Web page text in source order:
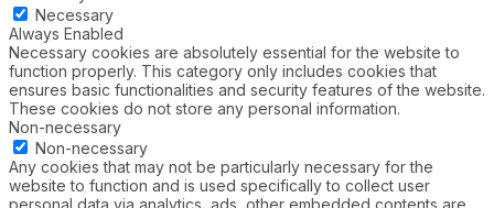
Necessary
Always Enabled
Necessary cookies are absolutely essential for the website to
function properly. This category only includes cookies that
ensures basic functionalities and security features of the website.
These cookies do not store any personal information.
Non-necessary
Non-necessary
Any cookies that may not be particularly necessary for the
website to function and is used specifically to collect user
personal data via analytics, ads, other embedded contents are